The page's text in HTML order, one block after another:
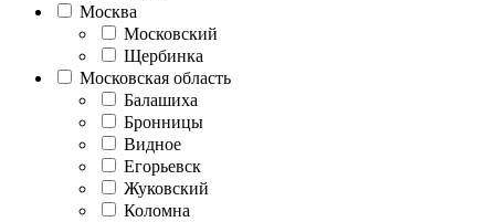
Москва
Московский
Щербинка
Московская область
Балашиха
Бронницы
Видное
Егорьевск
Жуковский
Коломна